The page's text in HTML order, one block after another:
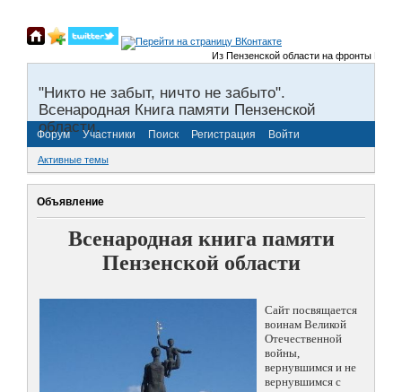
Из Пензенской области на фронты
"Никто не забыт, ничто не забыто".
Всенародная Книга памяти Пензенской
области.
Форум Участники Поиск Регистрация Войти
Активные темы
Объявление
Всенародная книга памяти
Пензенской области
Сайт посвящается
воинам Великой
Отечественной
войны,
вернувшимся и не
вернувшимся с